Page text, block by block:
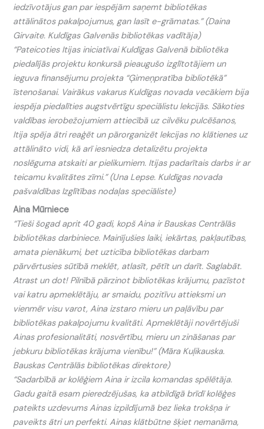
iedzīvotājus gan par iespējām saņemt bibliotēkas
attālinātos pakalpojumus, gan lasīt e-grāmatas.” (Daina
Girvaite. Kuldīgas Galvenās bibliotēkas vadītāja)
“Pateicoties Itijas iniciatīvai Kuldīgas Galvenā bibliotēka
piedalījās projektu konkursā pieaugušo izglītotājiem un
ieguva finansējumu projekta “Ģimeņpratība bibliotēkā”
īstenošanai. Vairākus vakarus Kuldīgas novada vecākiem bija
iespēja piedalīties augstvērtīgu speciālistu lekcijās. Sākoties
valdības ierobežojumiem attiecībā uz cilvēku pulcēšanos,
Itija spēja ātri reaģēt un pārorganizēt lekcijas no klātienes uz
attālināto vidi, kā arī iesniedza detalizētu projekta
noslēguma atskaiti ar pielikumiem. Itijas padarītais darbs ir ar
teicamu kvalitātes zīmi.” (Una Lepse. Kuldīgas novada
pašvaldības Izglītības nodaļas speciāliste)
Aina Mūrniece
“Tieši šogad aprit 40 gadi, kopš Aina ir Bauskas Centrālās
bibliotēkas darbiniece. Mainījušies laiki, iekārtas, pakļautības,
amata pienākumi, bet uzticība bibliotēkas darbam
pārvērtusies sūtībā meklēt, atlasīt, pētīt un darīt. Saglabāt.
Atrast un dot! Pilnībā pārzinot bibliotēkas krājumu, pazīstot
vai katru apmeklētāju, ar smaidu, pozitīvu attieksmi un
vienmēr visu varot, Aina izstaro mieru un paļāvību par
bibliotēkas pakalpojumu kvalitāti. Apmeklētāji novērtējuši
Ainas profesionalitāti, nosvērtību, mieru un zināšanas par
jebkuru bibliotēkas krājuma vienību!” (Māra Kuļikauska.
Bauskas Centrālās bibliotēkas direktore)
“Sadarbībā ar kolēģiem Aina ir izcila komandas spēlētāja.
Gadu gaitā esam pieredzējušas, ka atbildīgā brīdī kolēģes
pateikts uzdevums Ainas izpildījumā bez lieka trokšņa ir
paveikts ātri un perfekti. Ainas klātbūtne šķiet nemanāma,